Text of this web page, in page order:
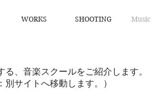
WORKS SHOOTING Music
る、音楽スクールをご紹介します。
別サイトへ移動します。）